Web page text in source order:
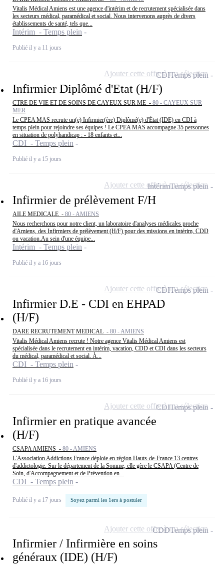
Vitalis Médical Amiens est une agence d'intérim et de recrutement spécialisée dans
les secteurs médical, paramédical et social. Nous intervenons auprès de divers
établissements de santé, tels que...
Intérim - Temps plein
Publié il y a 11 jours
Infirmier Diplômé d'Etat (H/F)
CTRE DE VIE ET DE SOINS DE CAYEUX SUR ME - 80 - CAYEUX SUR
MER
Le CPEA MAS recrute un(e) Infirmier(ère) Diplômé(e) d'État (IDE) en CDI à
temps plein pour rejoindre ses équipes ! Le CPEA MAS accompagne 35 personnes
en situation de polyhandicap : - 18 enfants et...
CDI - Temps plein
Publié il y a 15 jours
CDITemps plein
Ajouter cette offre à ma sélection
Infirmier de prélèvement F/H
AILE MEDICALE - 80 - AMIENS
Nous recherchons pour notre client, un laboratoire d'analyses médicales proche
d'Amiens, des Infirmiers de prélèvement (H/F) pour des missions en intérim, CDD
ou vacation.Au sein d'une équipe...
Intérim - Temps plein
Publié il y a 16 jours
IntérimTemps plein
Ajouter cette offre à ma sélection
Infirmier D.E - CDI en EHPAD
(H/F)
DARE RECRUTEMENT MEDICAL - 80 - AMIENS
Vitalis Médical Amiens recrute ! Notre agence Vitalis Médical Amiens est
spécialisée dans le recrutement en intérim, vacation, CDD et CDI dans les secteurs
du médical, paramédical et social. À...
CDI - Temps plein
Publié il y a 16 jours
CDITemps plein
Ajouter cette offre à ma sélection
Infirmier en pratique avancée
(H/F)
CSAPA AMIENS - 80 - AMIENS
L'Association Addictions France déploie en région Hauts-de-France 13 centres
d'addictologie. Sur le département de la Somme, elle gère le CSAPA (Centre de
Soin, d'Accompagnement et de Prévention en...
CDI - Temps plein
Publié il y a 17 jours Soyez parmi les 1ers à postuler
CDITemps plein
Ajouter cette offre à ma sélection
Infirmier / Infirmière en soins
généraux (IDE) (H/F)
CDDTemps plein
Ajouter cette offre à ma sélection